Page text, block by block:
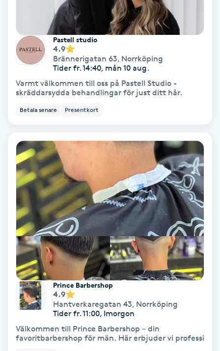
Föning
Gel naglar
Gelenaglar
Gellack med förstärkning
Gravidmassage
Gravidyoga
Gruppträning
Gua Sha-massage
Hatha Yoga
Headspa
Pastell studio
4.9
Brännerigatan 63, Norrköping
Tider fr. 14:40, mån 10 aug.
Varmt välkommen till oss på Pastell Studio -
skräddarsydda behandlingar för just ditt hår.
Betala senare Presentkort
Prince Barbershop
4.9
Hantverkaregatan 43, Norrköping
Tider fr. 11:00, Imorgon
Välkommen till Prince Barbershop – din
favoritbarbershop för män. Här erbjuder vi professi